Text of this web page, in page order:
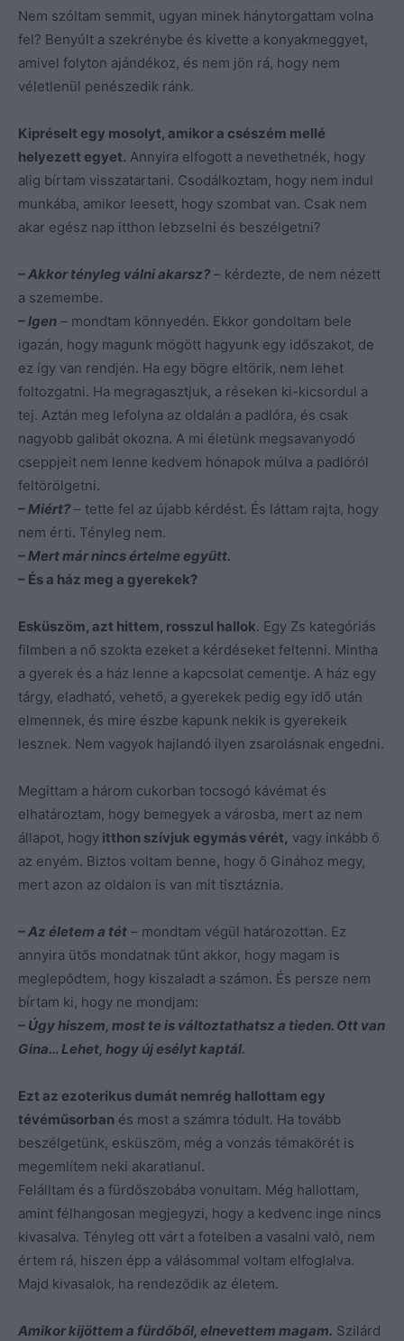
Nem szóltam semmit, ugyan minek hánytorgattam volna
fel? Benyúlt a szekrénybe és kivette a konyakmeggyet,
amivel folyton ajándékoz, és nem jön rá, hogy nem
véletlenül penészedik ránk.
Kipréselt egy mosolyt, amikor a csészém mellé
helyezett egyet. Annyira elfogott a nevethetnék, hogy
alig bírtam visszatartani. Csodálkoztam, hogy nem indul
munkába, amikor leesett, hogy szombat van. Csak nem
akar egész nap itthon lebzselni és beszélgetni?
– Akkor tényleg válni akarsz? – kérdezte, de nem nézett
a szemembe.
– Igen – mondtam könnyedén. Ekkor gondoltam bele
igazán, hogy magunk mögött hagyunk egy időszakot, de
ez így van rendjén. Ha egy bögre eltörik, nem lehet
foltozgatni. Ha megragasztjuk, a réseken ki-kicsordul a
tej. Aztán meg lefolyna az oldalán a padlóra, és csak
nagyobb galibát okozna. A mi életünk megsavanyodó
cseppjeit nem lenne kedvem hónapok múlva a padlóról
feltörölgetni.
– Miért? – tette fel az újabb kérdést. És láttam rajta, hogy
nem érti. Tényleg nem.
– Mert már nincs értelme együtt.
– És a ház meg a gyerekek?
Esküszöm, azt hittem, rosszul hallok. Egy Zs kategóriás
filmben a nő szokta ezeket a kérdéseket feltenni. Mintha
a gyerek és a ház lenne a kapcsolat cementje. A ház egy
tárgy, eladható, vehető, a gyerekek pedig egy idő után
elmennek, és mire észbe kapunk nekik is gyerekeik
lesznek. Nem vagyok hajlandó ilyen zsarolásnak engedni.
Megittam a három cukorban tocsogó kávémat és
elhatároztam, hogy bemegyek a városba, mert az nem
állapot, hogy itthon szívjuk egymás vérét, vagy inkább ő
az enyém. Biztos voltam benne, hogy ő Ginához megy,
mert azon az oldalon is van mit tisztáznia.
– Az életem a tét – mondtam végül határozottan. Ez
annyira ütős mondatnak tűnt akkor, hogy magam is
meglepődtem, hogy kiszaladt a számon. És persze nem
bírtam ki, hogy ne mondjam:
– Úgy hiszem, most te is változtathatsz a tieden. Ott van
Gina… Lehet, hogy új esélyt kaptál.
Ezt az ezoterikus dumát nemrég hallottam egy
tévéműsorban és most a számra tódult. Ha tovább
beszélgetünk, esküszöm, még a vonzás témakörét is
megemlítem neki akaratlanul.
Felálltam és a fürdőszobába vonultam. Még hallottam,
amint félhangosan megjegyzi, hogy a kedvenc inge nincs
kivasalva. Tényleg ott várt a fotelben a vasalni való, nem
értem rá, hiszen épp a válásommal voltam elfoglalva.
Majd kivasalok, ha rendeződik az életem.
Amikor kijöttem a fürdőből, elnevettem magam. Szilárd